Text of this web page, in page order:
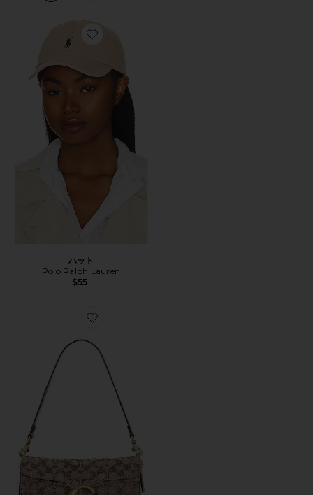
Favorite ハット
ハット
Polo Ralph Lauren
$55
Favorite CRYSTAL SIGNATURE SOFT TABBY 約66CM